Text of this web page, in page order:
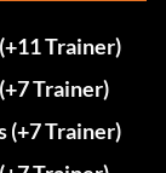
Trainer)
Trainer)
(+7 Trainer)